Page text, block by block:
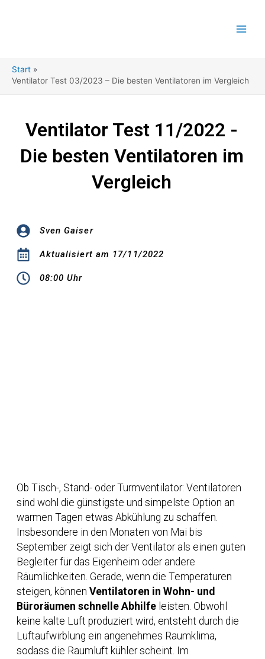
Start
Ventilator Test 03/2023 – Die besten Ventilatoren im Vergleich
Ventilator Test 11/2022 -
Die besten Ventilatoren im
Vergleich
Sven Gaiser
Aktualisiert am 17/11/2022
08:00 Uhr
Ob Tisch-, Stand- oder Turmventilator: Ventilatoren
sind wohl die günstigste und simpelste Option an
warmen Tagen etwas Abkühlung zu schaffen.
Insbesondere in den Monaten von Mai bis
September zeigt sich der Ventilator als einen guten
Begleiter für das Eigenheim oder andere
Räumlichkeiten. Gerade, wenn die Temperaturen
steigen, können Ventilatoren in Wohn- und
Büroräumen schnelle Abhilfe leisten. Obwohl
keine kalte Luft produziert wird, entsteht durch die
Luftaufwirblung ein angenehmes Raumklima,
sodass die Raumluft kühler scheint. Im